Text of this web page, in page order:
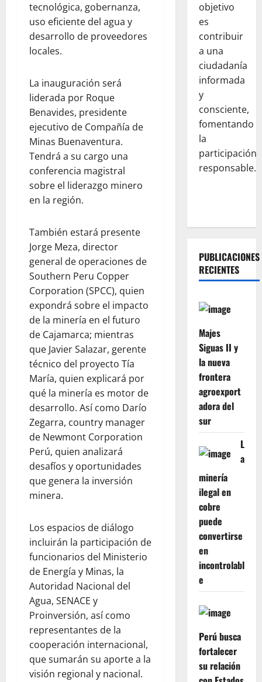
tecnológica, gobernanza,
uso eficiente del agua y
desarrollo de proveedores
locales.
La inauguración será
liderada por Roque
Benavides, presidente
ejecutivo de Compañía de
Minas Buenaventura.
Tendrá a su cargo una
conferencia magistral
sobre el liderazgo minero
en la región.
También estará presente
Jorge Meza, director
general de operaciones de
Southern Peru Copper
Corporation (SPCC), quien
expondrá sobre el impacto
de la minería en el futuro
de Cajamarca; mientras
que Javier Salazar, gerente
técnico del proyecto Tía
María, quien explicará por
qué la minería es motor de
desarrollo. Así como Darío
Zegarra, country manager
de Newmont Corporation
Perú, quien analizará
desafíos y oportunidades
que genera la inversión
minera.
Los espacios de diálogo
incluirán la participación de
funcionarios del Ministerio
de Energía y Minas, la
Autoridad Nacional del
Agua, SENACE y
Proinversión, así como
representantes de la
cooperación internacional,
que sumarán su aporte a la
visión regional y nacional.
objetivo
es
contribuir
a una
ciudadanía
informada
y
consciente,
fomentando
la
participación
responsable.
PUBLICACIONES
RECIENTES
Majes
Siguas II y
la nueva
frontera
agroexport
adora del
sur
L
a
minería
ilegal en
cobre
puede
convertirse
en
incontrolabl
e
Perú busca
fortalecer
su relación